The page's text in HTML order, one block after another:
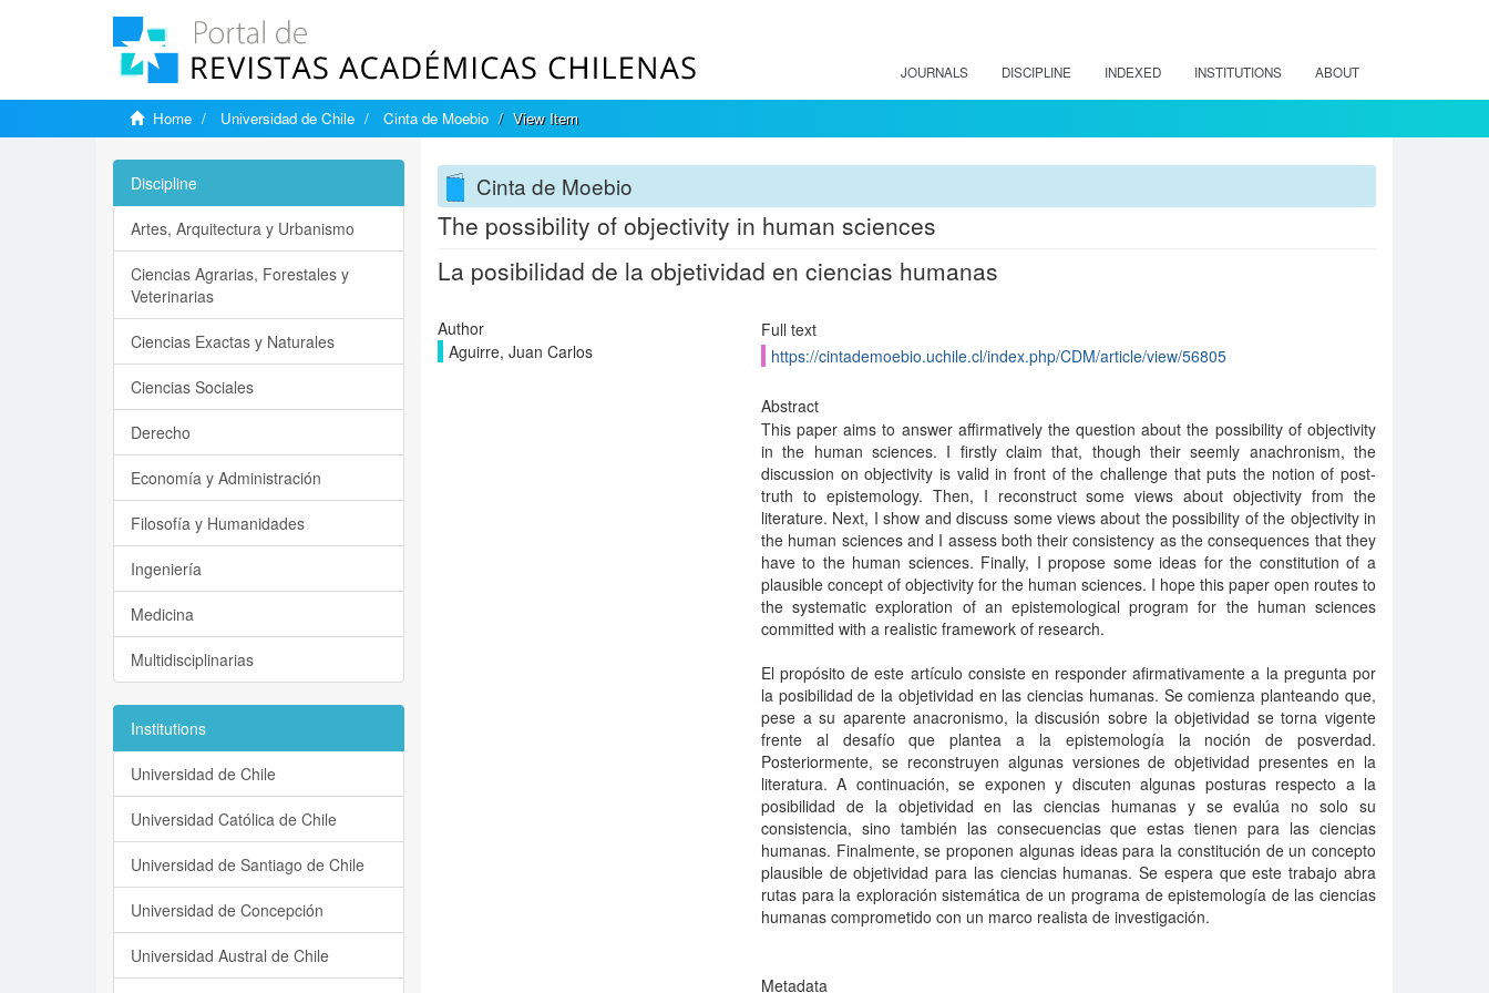
JOURNALS DISCIPLINE INDEXED INSTITUTIONS ABOUT
Home Universidad de Chile Cinta de Moebio View Item
Cinta de Moebio
The possibility of objectivity in human sciences
La posibilidad de la objetividad en ciencias humanas
Author
Aguirre, Juan Carlos
Full text
https://cintademoebio.uchile.cl/index.php/CDM/article/view/56805
Abstract
This paper aims to answer affirmatively the question about the possibility of objectivity
in the human sciences. I firstly claim that, though their seemly anachronism, the
discussion on objectivity is valid in front of the challenge that puts the notion of post-
truth to epistemology. Then, I reconstruct some views about objectivity from the
literature. Next, I show and discuss some views about the possibility of the objectivity in
the human sciences and I assess both their consistency as the consequences that they
have to the human sciences. Finally, I propose some ideas for the constitution of a
plausible concept of objectivity for the human sciences. I hope this paper open routes to
the systematic exploration of an epistemological program for the human sciences
committed with a realistic framework of research.
El propósito de este artículo consiste en responder afirmativamente a la pregunta por
la posibilidad de la objetividad en las ciencias humanas. Se comienza planteando que,
pese a su aparente anacronismo, la discusión sobre la objetividad se torna vigente
frente al desafío que plantea a la epistemología la noción de posverdad.
Posteriormente, se reconstruyen algunas versiones de objetividad presentes en la
literatura. A continuación, se exponen y discuten algunas posturas respecto a la
posibilidad de la objetividad en las ciencias humanas y se evalúa no solo su
consistencia, sino también las consecuencias que estas tienen para las ciencias
humanas. Finalmente, se proponen algunas ideas para la constitución de un concepto
plausible de objetividad para las ciencias humanas. Se espera que este trabajo abra
rutas para la exploración sistemática de un programa de epistemología de las ciencias
humanas comprometido con un marco realista de investigación.
Metadata
Discipline
Artes, Arquitectura y Urbanismo
Ciencias Agrarias, Forestales y
Veterinarias
Ciencias Exactas y Naturales
Ciencias Sociales
Derecho
Economía y Administración
Filosofía y Humanidades
Ingeniería
Medicina
Multidisciplinarias
Institutions
Universidad de Chile
Universidad Católica de Chile
Universidad de Santiago de Chile
Universidad de Concepción
Universidad Austral de Chile